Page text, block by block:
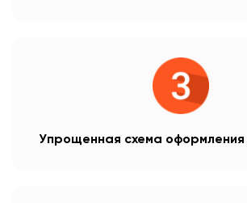
Упрощенная схема оформления